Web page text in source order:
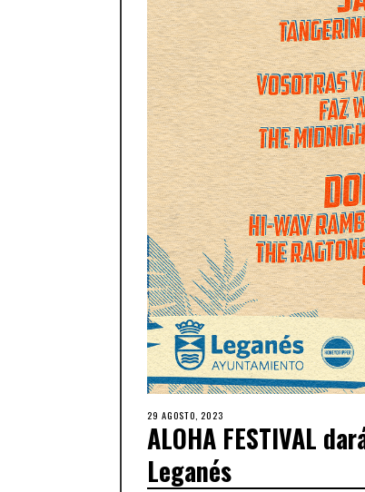
29 AGOSTO, 2023
ALOHA FESTIVAL
Leganés